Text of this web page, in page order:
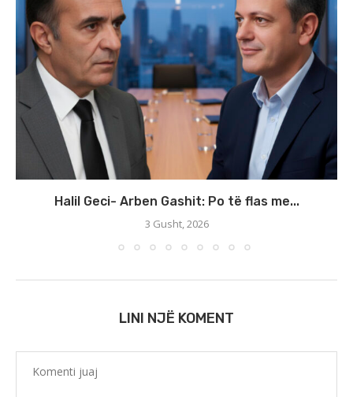
Halil Geci- Arben Gashit: Po të flas me...
3 Gusht, 2026
LINI NJË KOMENT